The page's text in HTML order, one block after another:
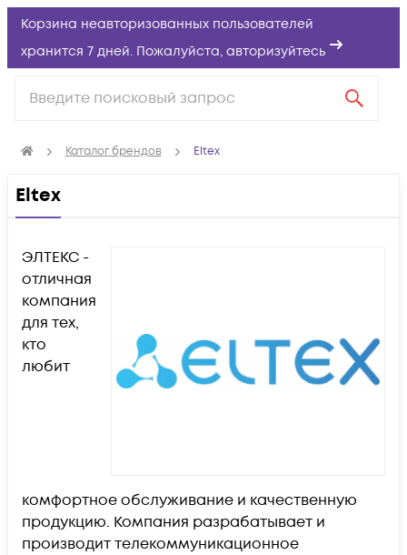
Корзина неавторизованных пользователей
хранится 7 дней. Пожалуйста, авторизуйтесь
Каталог брендов Eltex
Eltex
ЭЛТЕКС -
отличная
компания
для тех,
кто
любит
комфортное обслуживание и качественную
продукцию. Компания разрабатывает и
производит телекоммуникационное